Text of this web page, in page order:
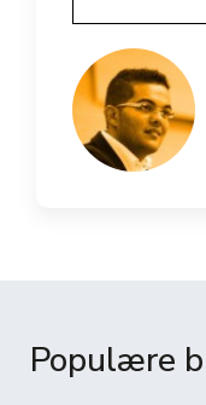
Populære